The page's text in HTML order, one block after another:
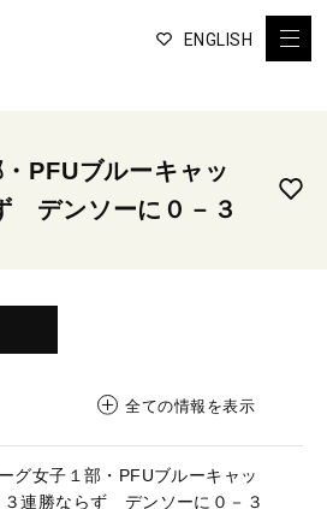
ENGLISH
PFUブルーキャッ
デンソーに０－３
全ての情報を表示
グ女子１部・PFUブルーキャッ
連勝ならず デンソーに０－３